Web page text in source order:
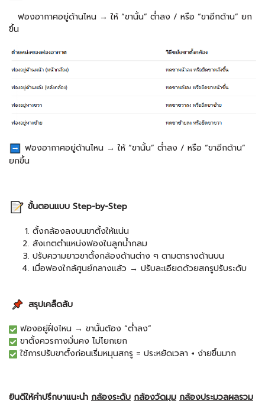
ฟองอากาศอยู่ด้านไหน → ให้ “ขานั้น” ต่ำลง / หรือ “ขาอีกด้าน” ยก
ขึ้น
ฟองอากาศอยู่ด้านไหน → ให้ “ขานั้น” ต่ำลง / หรือ “ขาอีกด้าน”
ยกขึ้น
ขั้นตอนแบบ Step-by-Step
ตั้งกล้องลงบนขาตั้งให้แน่น
สังเกตตำแหน่งฟองในลูกน้ำกลม
ปรับความยาวขาตั้งกล้องด้านต่าง ๆ ตามตารางด้านบน
เมื่อฟองใกล้ศูนย์กลางแล้ว → ปรับละเอียดด้วยสกรูปรับระดับ
สรุปเคล็ดลับ
ฟองอยู่ฝั่งไหน → ขานั้นต้อง “ต่ำลง”
ขาตั้งควรกางมั่นคง ไม่โยกเยก
ใช้การปรับขาตั้งก่อนเริ่มหมุนสกรู = ประหยัดเวลา + ง่ายขึ้นมาก
ยินดีให้คำปรึกษาแนะนำ กล้องระดับ กล้องวัดมุม กล้องประมวลผลรวม